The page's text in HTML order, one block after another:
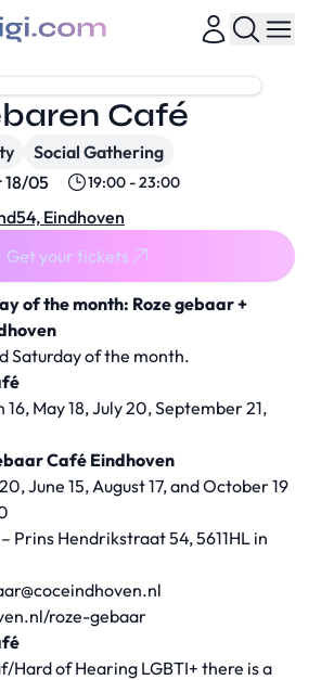
of the month: Roze gebaar +
Saturday of the month.
May 18, July 20, September 21,
Café Eindhoven
June 15, August 17, and October 19
Prins Hendrikstraat 54, 5611HL in
roze-gebaar
Hard of Hearing LGBTI+ there is a
Café
Social Gathering
18/05
19:00 - 23:00
Eindhoven
Get your tickets